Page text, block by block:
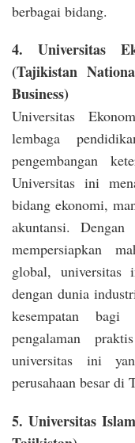
berbagai bidang.
4. Universitas
(Tajikistan
Business)
Universitas
lembaga
pengembangan
Universitas ini
bidang ekonomi,
akuntansi.
mempersiapkan
global,
dengan dunia
kesempatan bagi
pengalaman
universitas ini
perusahaan besar di
5. Universitas